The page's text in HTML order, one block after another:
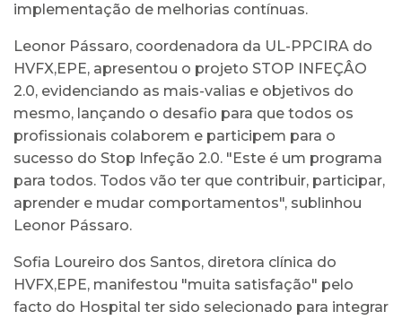
implementação de melhorias contínuas.
Leonor Pássaro, coordenadora da UL-PPCIRA do
HVFX,EPE, apresentou o projeto STOP INFEÇÂO
2.0, evidenciando as mais-valias e objetivos do
mesmo, lançando o desafio para que todos os
profissionais colaborem e participem para o
sucesso do Stop Infeção 2.0. "Este é um programa
para todos. Todos vão ter que contribuir, participar,
aprender e mudar comportamentos", sublinhou
Leonor Pássaro.
Sofia Loureiro dos Santos, diretora clínica do
HVFX,EPE, manifestou "muita satisfação" pelo
facto do Hospital ter sido selecionado para integrar